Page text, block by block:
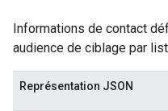
Informations de contact
audience de ciblage par
Représentation JSON